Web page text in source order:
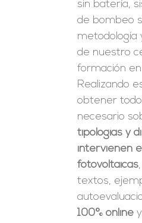
sin batería,
de bombeo
metodología
de nuestro
formación
Realizando
obtener
necesario
tipologías y
intervienen
fotovoltaicas
textos,
100% online